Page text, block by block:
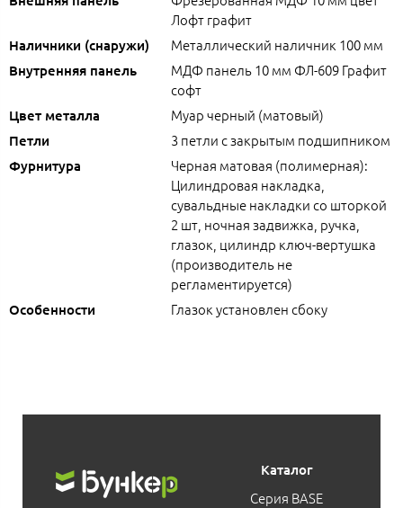
Лофт графит
Наличники (снаружи) Металлический наличник 100 мм
Внутренняя панель
МДФ панель 10 мм ФЛ-609 Графит
софт
Цвет металла Муар черный (матовый)
Петли 3 петли с закрытым подшипником
Фурнитура
Черная матовая (полимерная):
Цилиндровая накладка,
сувальдные накладки со шторкой
2 шт, ночная задвижка, ручка,
глазок, цилиндр ключ-вертушка
(производитель не
регламентируется)
Особенности Глазок установлен сбоку
Каталог
Серия BASE